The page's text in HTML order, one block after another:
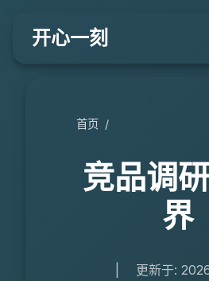
开心一刻
首页 /
竞品调
界
更新于: